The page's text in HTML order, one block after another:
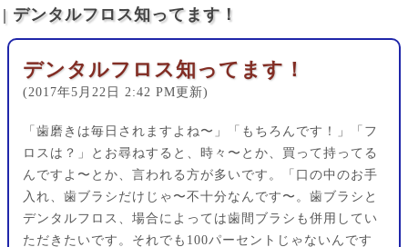
| デンタルフロス知ってます！
デンタルフロス知ってます！
(2017年5月22日 2:42 PM更新)
「歯磨きは毎日されますよね〜」「もちろんです！」「フ
ロスは？」とお尋ねすると、時々〜とか、買って持ってる
んですよ〜とか、言われる方が多いです。「口の中のお手
入れ、歯ブラシだけじゃ〜不十分なんです〜。歯ブラシと
デンタルフロス、場合によっては歯間ブラシも併用してい
ただきたいです。それでも100パーセントじゃないんです